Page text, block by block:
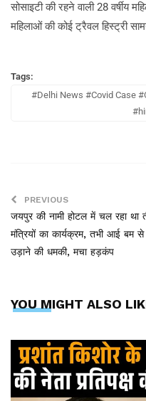
सोसाइटी की रहने वाली 28 वर्षीय
महिलाओं की कोई ट्रैवल हिस्ट्री
Tags:
#Delhi News #Covid Case
PREVIOUS
जयपुर की नामी होटल में चल रहा था
मंत्रियों का कार्यक्रम, तभी आई बम से
उड़ाने की धमकी, मचा हड़कंप
YOU MIGHT ALSO